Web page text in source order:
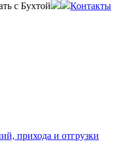
с Бухтой Контакты
прихода и отгрузки